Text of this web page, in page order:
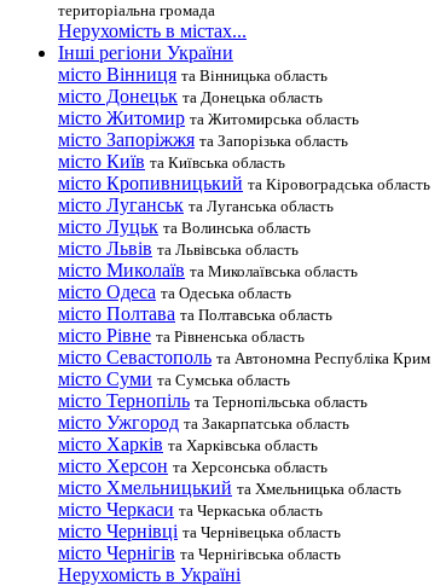
територіальна громада
Нерухомість в містах...
Інші регіони України
місто Вінниця та Вінницька область
місто Донецьк та Донецька область
місто Житомир та Житомирська область
місто Запоріжжя та Запорізька область
місто Київ та Київська область
місто Кропивницький та Кіровоградська область
місто Луганськ та Луганська область
місто Луцьк та Волинська область
місто Львів та Львівська область
місто Миколаїв та Миколаївська область
місто Одеса та Одеська область
місто Полтава та Полтавська область
місто Рівне та Рівненська область
місто Севастополь та Автономна Республіка Крим
місто Суми та Сумська область
місто Тернопіль та Тернопільська область
місто Ужгород та Закарпатська область
місто Харків та Харківська область
місто Херсон та Херсонська область
місто Хмельницький та Хмельницька область
місто Черкаси та Черкаська область
місто Чернівці та Чернівецька область
місто Чернігів та Чернігівська область
Нерухомість в Україні